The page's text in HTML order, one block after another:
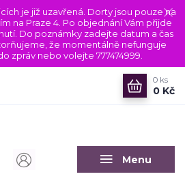
je již uzavřená. Dorty jsou pouze na
na Praze 4. Po objednání Vám přijde
Do poznámky zadejte datum a čas
že momentálně nefunguje
zpráv nebo volejte 777474999.
Menu
0 ks
0 Kč